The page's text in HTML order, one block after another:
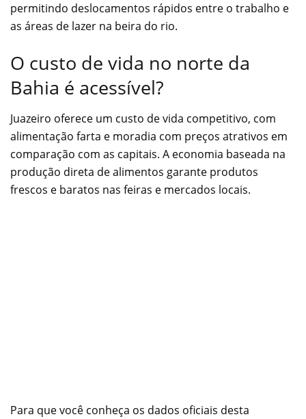
permitindo deslocamentos rápidos entre o trabalho e
as áreas de lazer na beira do rio.
O custo de vida no norte da
Bahia é acessível?
Juazeiro oferece um custo de vida competitivo, com
alimentação farta e moradia com preços atrativos em
comparação com as capitais. A economia baseada na
produção direta de alimentos garante produtos
frescos e baratos nas feiras e mercados locais.
Para que você conheça os dados oficiais desta